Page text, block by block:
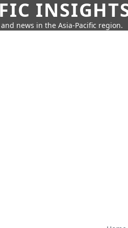
news in the Asia-Pacific region.